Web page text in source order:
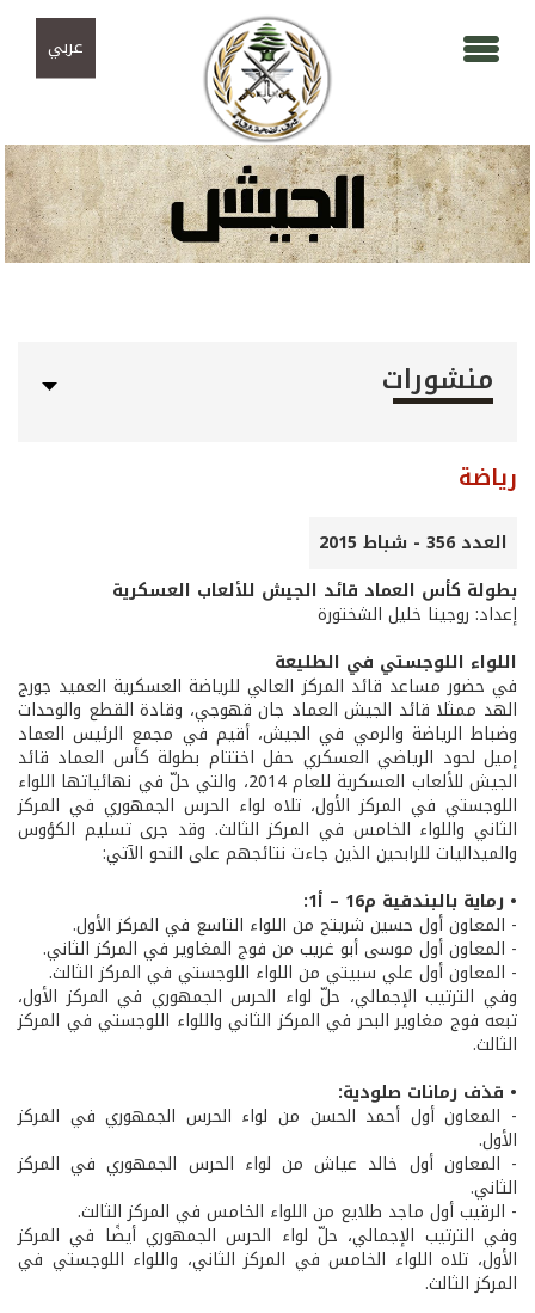
عربي
منشورات
رياضة
العدد 356 - شباط 2015
بطولة كأس العماد قائد الجيش للألعاب العسكرية
إعداد: روجينا خليل الشختورة
اللواء اللوجستي في الطليعة
في حضور مساعد قائد المركز العالي للرياضة العسكرية العميد جورج
الهد ممثلا قائد الجيش العماد جان قهوجي، وقادة القطع والوحدات
وضباط الرياضة والرمي في الجيش، أقيم في مجمع الرئيس العماد
إميل لحود الرياضي العسكري حفل اختتام بطولة كأس العماد قائد
الجيش للألعاب العسكرية للعام 2014، والتي حلّ في نهائياتها اللواء
اللوجستي في المركز الأول، تلاه لواء الحرس الجمهوري في المركز
الثاني واللواء الخامس في المركز الثالث. وقد جرى تسليم الكؤوس
والميداليات للرابحين الذين جاءت نتائجهم على النحو الآتي:
• رماية بالبندقية م16 – أ1:
- المعاون أول حسين شريتح من اللواء التاسع في المركز الأول.
- المعاون أول موسى أبو غريب من فوج المغاوير في المركز الثاني.
- المعاون أول علي سبيتي من اللواء اللوجستي في المركز الثالث.
وفي الترتيب الإجمالي، حلّ لواء الحرس الجمهوري في المركز الأول،
تبعه فوج مغاوير البحر في المركز الثاني واللواء اللوجستي في المركز
الثالث.
• قذف رمانات صلودية:
- المعاون أول أحمد الحسن من لواء الحرس الجمهوري في المركز
الأول.
- المعاون أول خالد عياش من لواء الحرس الجمهوري في المركز
الثاني.
- الرقيب أول ماجد طلايع من اللواء الخامس في المركز الثالث.
وفي الترتيب الإجمالي، حلّ لواء الحرس الجمهوري أيضًا في المركز
الأول، تلاه اللواء الخامس في المركز الثاني، واللواء اللوجستي في
المركز الثالث.